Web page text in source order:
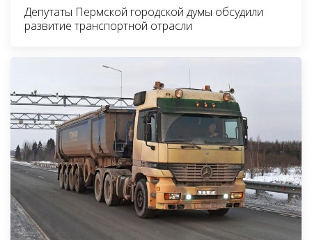
Депутаты Пермской городской думы обсудили
развитие транспортной отрасли